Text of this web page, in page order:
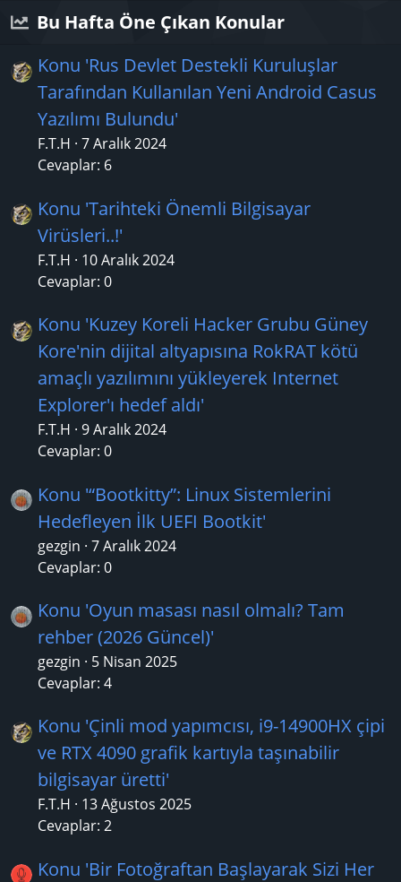
Bu Hafta Öne Çıkan Konular
Konu 'Rus Devlet Destekli Kuruluşlar
Tarafından Kullanılan Yeni Android Casus
Yazılımı Bulundu'
F.T.H 7 Aralık 2024
Cevaplar: 6
Konu 'Tarihteki Önemli Bilgisayar
Virüsleri..!'
F.T.H
10 Aralık 2024
Cevaplar: 0
Konu 'Kuzey Koreli Hacker Grubu Güney
Kore'nin dijital altyapısına RokRAT kötü
amaçlı yazılımını yükleyerek Internet
Explorer'ı hedef aldı'
F.T.H 9 Aralık 2024
Cevaplar: 0
Konu '“Bootkitty”: Linux Sistemlerini
Hedefleyen İlk UEFI Bootkit'
gezgin 7 Aralık 2024
Cevaplar: 0
Konu 'Oyun masası nasıl olmalı? Tam
rehber (2026 Güncel)'
gezgin
5 Nisan 2025
Cevaplar: 4
Konu 'Çinli mod yapımcısı, i9-14900HX çipi
ve RTX 4090 grafik kartıyla taşınabilir
bilgisayar üretti'
F.T.H
13 Ağustos 2025
Cevaplar: 2
Konu 'Bir Fotoğraftan Başlayarak Sizi Her